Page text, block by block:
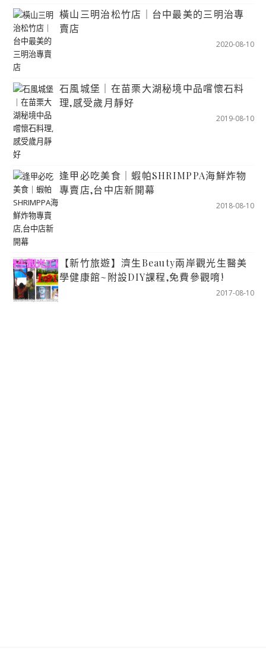
橫山三明治松竹店｜台中最美的三明治專
賣店
2020-08-10
石風城堡｜在苗栗大湖秘境中品嚐懷石料
理,感受歲月靜好
2019-08-10
逢甲必吃美食｜蝦帕SHRIMPPA海鮮炸物
專賣店,台中店新開幕
2018-08-10
【新竹旅遊】濟生Beauty兩岸觀光生醫美
學健康館~附設DIY課程,免費參觀唷!
2017-08-10